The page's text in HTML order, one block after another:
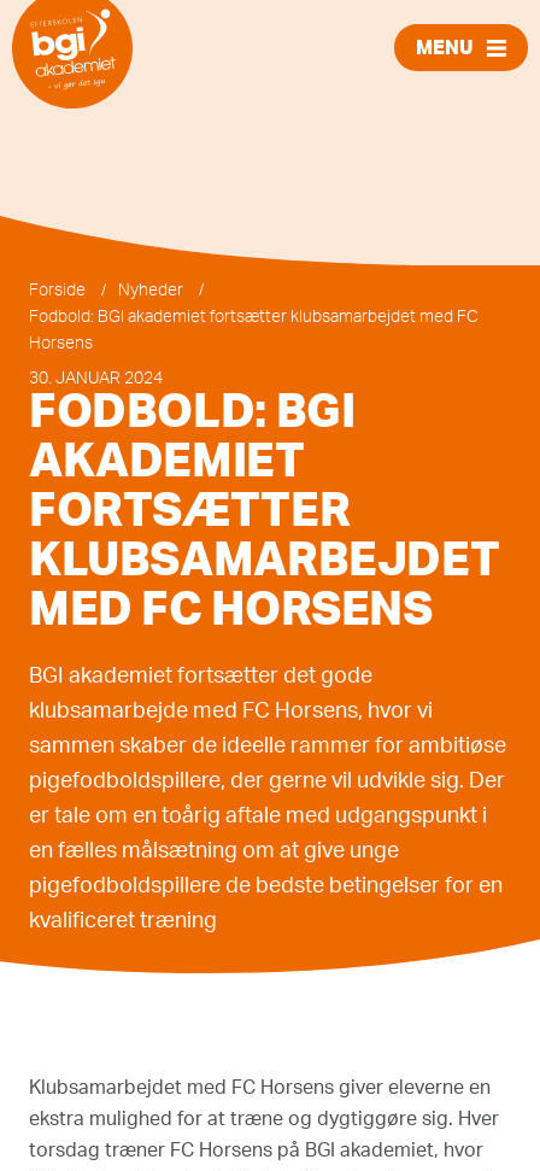
MENU
LUK
Forside / Nyheder
/
Fodbold: BGI akademiet fortsætter klubsamarbejdet med FC
Horsens
30. JANUAR 2024
FODBOLD: BGI
AKADEMIET
FORTSÆTTER
KLUBSAMARBEJDET
MED FC HORSENS
BGI akademiet fortsætter det gode
klubsamarbejde med FC Horsens, hvor vi
sammen skaber de ideelle rammer for ambitiøse
pigefodboldspillere, der gerne vil udvikle sig. Der
er tale om en toårig aftale med udgangspunkt i
en fælles målsætning om at give unge
pigefodboldspillere de bedste betingelser for en
kvalificeret træning
Klubsamarbejdet med FC Horsens giver eleverne en
ekstra mulighed for at træne og dygtiggøre sig. Hver
torsdag træner FC Horsens på BGI akademiet, hvor